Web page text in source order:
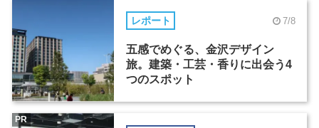
レポート 7/8
五感でめぐる、金沢デザイン
旅。建築・工芸・香りに出会う4
つのスポット
PR